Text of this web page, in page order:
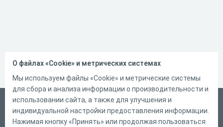
Русский
Справка
О файлах «Cookie» и метрических системах
Мы используем файлы «Cookie» и метрические системы
для сбора и анализа информации о производительности и
использовании сайта, а также для улучшения и
индивидуальной настройки предоставления информации.
Нажимая кнопку «Принять» или продолжая пользоваться